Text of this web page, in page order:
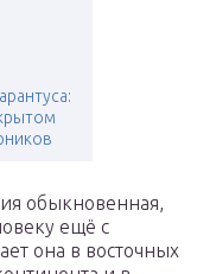
обыкновенная,
ещё с
она в восточных